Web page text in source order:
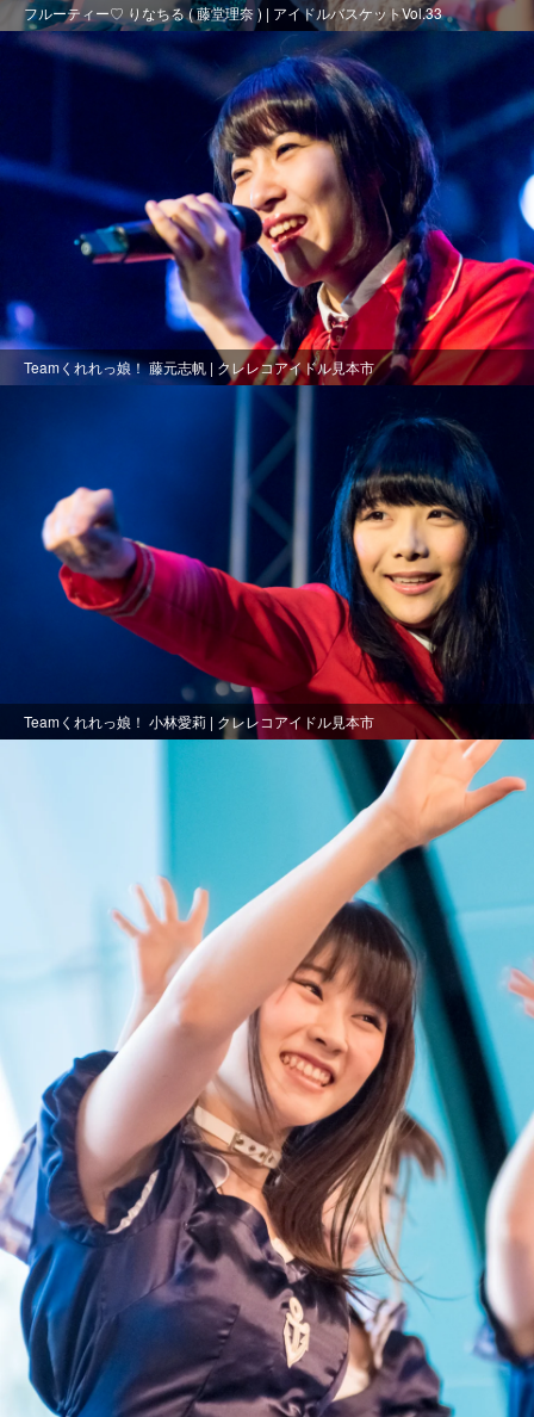
フルーティー♡ りなちる ( 藤堂理奈 ) | アイドルバスケットVol.33
Teamくれれっ娘！ 藤元志帆 | クレレコアイドル見本市
Teamくれれっ娘！ 小林愛莉 | クレレコアイドル見本市